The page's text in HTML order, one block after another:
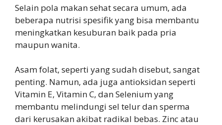
Selain pola makan sehat secara umum, ada
beberapa nutrisi spesifik yang bisa membantu
meningkatkan kesuburan baik pada pria
maupun wanita.
Asam folat, seperti yang sudah disebut, sangat
penting. Namun, ada juga antioksidan seperti
Vitamin E, Vitamin C, dan Selenium yang
membantu melindungi sel telur dan sperma
dari kerusakan akibat radikal bebas. Zinc atau